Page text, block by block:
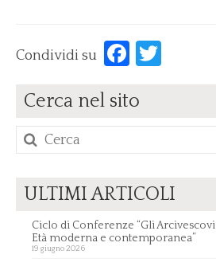
Condividi su
Cerca nel sito
Cerca
per:
ULTIMI ARTICOLI
Ciclo di Conferenze “Gli
Età moderna e contemporanea”
19 giugno 2026